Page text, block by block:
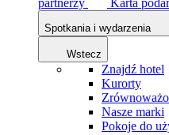
Spotkania i wydarzenia
Wstecz
Znajdź hotel
Kurorty
Nasze marki
Pokoje do